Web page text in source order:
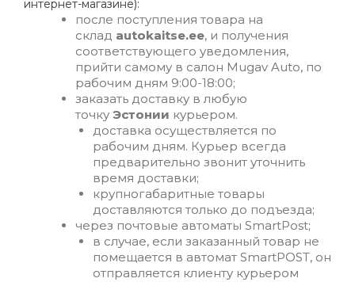
интернет-магазине):
после поступления товара на
склад autokaitse.ee, и получения
соответствующего уведомления,
прийти самому в салон Mugav Auto, по
рабочим дням 9:00-18:00;
заказать доставку в любую
точку Эстонии курьером.
доставка осуществляется по
рабочим дням. Курьер всегда
предварительно звонит уточнить
время доставки;
крупногабаритные товары
доставляются только до подъезда;
через почтовые автоматы SmartPost;
в случае, если заказанный товар не
помещается в автомат SmartPOST, он
отправляется клиенту курьером